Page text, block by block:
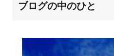
ブログの中のひと